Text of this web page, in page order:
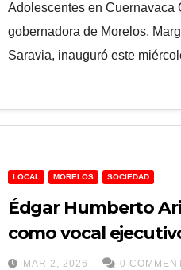
Adolescentes en Cuernavaca
gobernadora de Morelos,
Saravia, inauguró este
LOCAL MORELOS SOCIEDAD
Édgar Humberto
como vocal
Morelos
MAR 2, 2026 0